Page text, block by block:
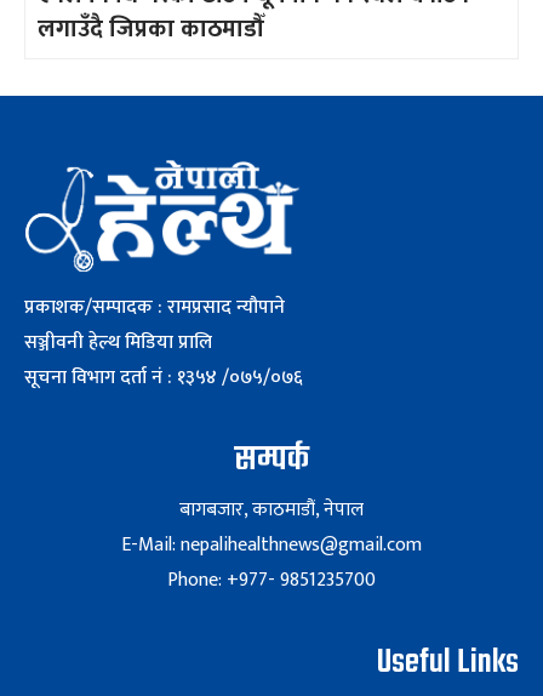
लगाउँदै जिप्रका काठमाडौँ
प्रकाशक/सम्पादक : रामप्रसाद न्यौपाने
सञ्जीवनी हेल्थ मिडिया प्रालि
सूचना विभाग दर्ता नं : १३५४ /०७५/०७६
सम्पर्क
बागबजार, काठमाडौं, नेपाल
E-Mail: nepalihealthnews@gmail.com
Phone: +977- 9851235700
Useful Links